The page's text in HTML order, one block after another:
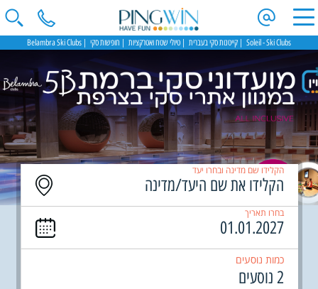
Soleil - Ski Clubs קייטנות סקי בעברית טיולי שטח ואטרקציות חופשות סקי Belambra Ski Clubs
הקלידו שם מדינה ובחרו יעד
בחרו תאריך
כמות נוסעים
2 נוסעים